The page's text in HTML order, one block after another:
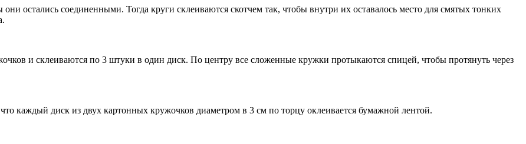
остались соединенными. Тогда круги склеиваются скотчем так, чтобы внутри их оставалось место для смятых тонких
и склеиваются по 3 штуки в один диск. По центру все сложенные кружки протыкаются спицей, чтобы протянуть через
каждый диск из двух картонных кружочков диаметром в 3 см по торцу оклеивается бумажной лентой.